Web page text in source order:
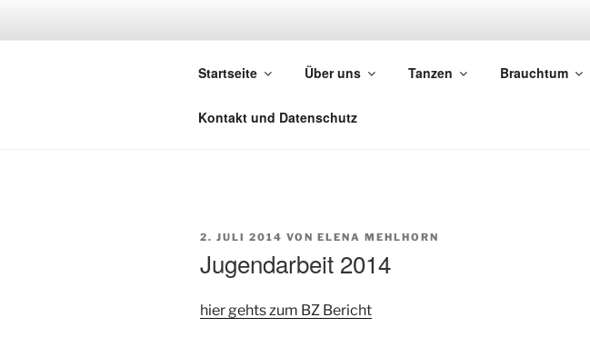
TANZEN IN EGRINGEN
Startseite Über uns Tanzen Brauchtum
Kontakt und Datenschutz
VERÖFFENTLICHT
2. JULI 2014 VON ELENA MEHLHORN
Jugendarbeit 2014
hier gehts zum BZ Bericht